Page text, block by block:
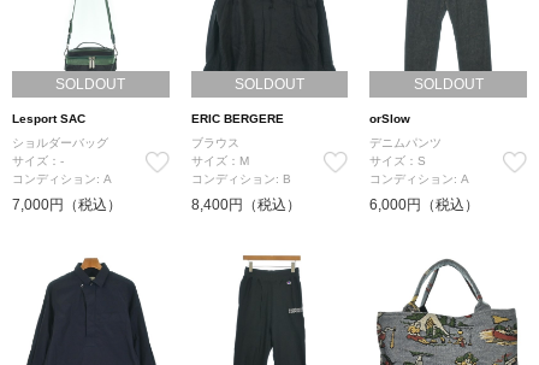
SOLDOUT
Lesport SAC
ショルダーバッグ
サイズ：-
コンディション: A
7,000円（税込）
SOLDOUT
ERIC BERGERE
ブラウス
サイズ：M
コンディション: B
8,400円（税込）
SOLDOUT
orSlow
デニムパンツ
サイズ：S
コンディション: A
6,000円（税込）